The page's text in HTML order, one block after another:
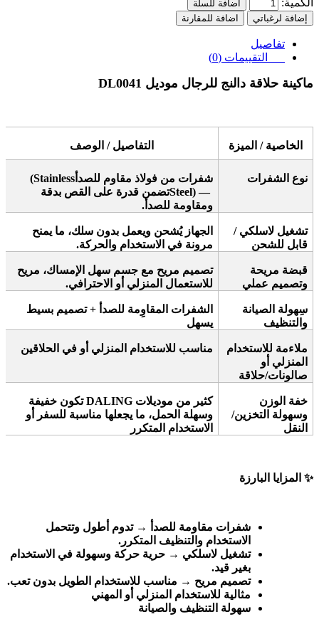
الكمية:
اضافة للسلة
إضافة لرغباتي
اضافة للمقارنة
تفاصيل
التقييمات (0)
ماكينة حلاقة دالنج للرجال موديل DL0041
الخاصية / الميزة التفاصيل / الوصف
نوع الشفرات شفرات من فولاذ مقاوم للصدأ(Stainless
Steel) —تضمن قدرة على القص بدقة
ومقاومة للصدأ.
تشغيل لاسلكي /
قابل للشحن
الجهاز يُشحن ويعمل بدون سلك، ما يمنح
مرونة في الاستخدام والحركة.
قبضة مريحة
وتصميم عملي
تصميم مريح مع جسم سهل الإمساك، مريح
للاستعمال المنزلي أو الاحترافي.
سِهولة الصيانة
والتنظيف
الشفرات المقاوِمة للصدأ + تصميم بسيط
يسهل
ملاءمة للاستخدام
المنزلي أو
صالونات/حلاقة
مناسب للاستخدام المنزلي أو في الحلاقين
خفة الوزن
وسهولة التخزين/
النقل
كثير من موديلات DALINGتكون خفيفة
وسهلة الحمل، ما يجعلها مناسبة للسفر أو
الاستخدام المتكرر
✨ المزايا البارزة
شفرات مقاومة للصدأ → تدوم أطول وتتحمل
الاستخدام والتنظيف المتكرر .
تشغيل لاسلكي → حرية حركة وسهولة في الاستخدام
بغير قيد.
تصميم مريح → مناسب للاستخدام الطويل بدون تعب.
مثالية للاستخدام المنزلي أو المهني
سهولة التنظيف والصيانة